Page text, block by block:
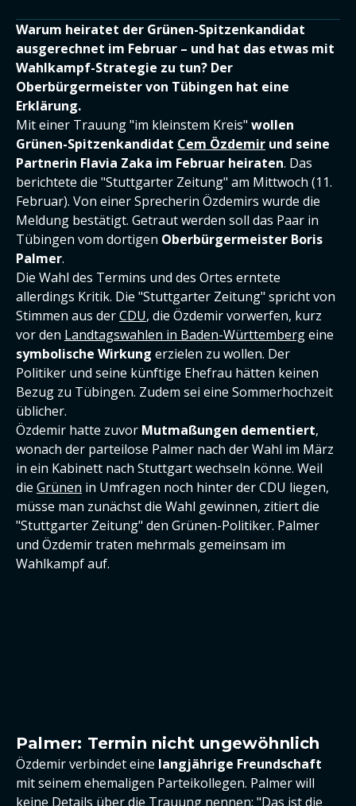
Warum heiratet der Grünen-Spitzenkandidat
ausgerechnet im Februar – und hat das etwas mit
Wahlkampf-Strategie zu tun? Der
Oberbürgermeister von Tübingen hat eine
Erklärung.
Mit einer Trauung "im kleinstem Kreis" wollen
Grünen-Spitzenkandidat Cem Özdemir und seine
Partnerin Flavia Zaka im Februar heiraten. Das
berichtete die "Stuttgarter Zeitung" am Mittwoch (11.
Februar). Von einer Sprecherin Özdemirs wurde die
Meldung bestätigt. Getraut werden soll das Paar in
Tübingen vom dortigen Oberbürgermeister Boris
Palmer.
Die Wahl des Termins und des Ortes erntete
allerdings Kritik. Die "Stuttgarter Zeitung" spricht von
Stimmen aus derCDU, die Özdemir vorwerfen, kurz
vor den Landtagswahlen in Baden-Württembergeine
symbolische Wirkung erzielen zu wollen. Der
Politiker und seine künftige Ehefrau hätten keinen
Bezug zu Tübingen. Zudem sei eine Sommerhochzeit
üblicher.
Özdemir hatte zuvor Mutmaßungen dementiert,
wonach der parteilose Palmer nach der Wahl im März
in ein Kabinett nach Stuttgart wechseln könne. Weil
die Grünen in Umfragen noch hinter der CDU liegen,
müsse man zunächst die Wahl gewinnen, zitiert die
"Stuttgarter Zeitung" den Grünen-Politiker. Palmer
und Özdemir traten mehrmals gemeinsam im
Wahlkampf auf.
Palmer: Termin nicht ungewöhnlich
Özdemir verbindet eine langjährige Freundschaft
mit seinem ehemaligen Parteikollegen. Palmer will
keine Details über die Trauung nennen: "Das ist die